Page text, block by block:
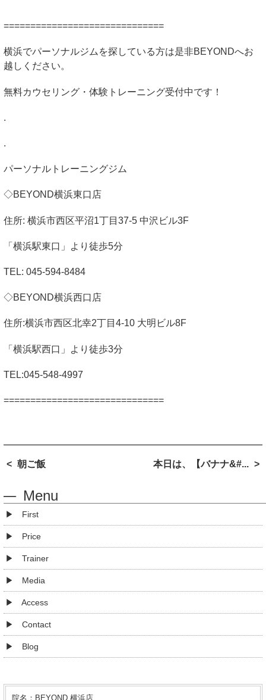
院名：BEYOND 横浜店
==============================
横浜でパーソナルジムを探している方は是非BEYONDへお
越しください。
無料カウセリング・体験トレーニング受付中です！
.
.
パーソナルトレーニングジム
◇BEYOND横浜東口店
住所: 横浜市西区平沼1丁目 37-5 中沢ビル3F
「横浜駅東口」より徒歩5分
TEL: 045-594-8484
◇BEYOND横浜西口店
住所:横浜市西区北幸2丁目 4-10 大明ビル8F
「横浜駅西口」より徒歩3分
TEL:045-548-4997
==============================
朝ご飯 本日は、【バナナ&#...
Menu
First
Price
Trainer
Media
Access
Contact
Blog